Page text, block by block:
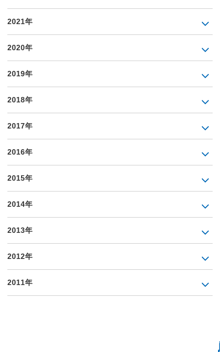
2021年
2020年
2019年
2018年
2017年
2016年
2015年
2014年
2013年
2012年
2011年